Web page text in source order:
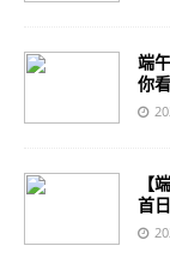
端
你
【
首